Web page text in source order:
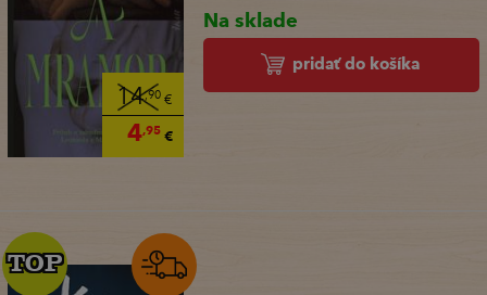
14,90€
4,95€
Na sklade
pridať do košíka
TOP
TOP